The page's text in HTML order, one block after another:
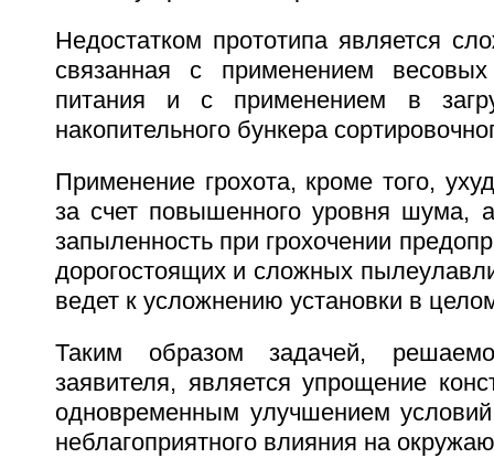
Недостатком прототипа является
связанная с применением
питания и с применением в
накопительного бункера
Применение грохота, кроме того,
за счет повышенного уровня шума,
запыленность при грохочении
дорогостоящих и сложных
ведет к усложнению установки в
Таким образом задачей,
заявителя, является упрощение
одновременным улучшением
неблагоприятного влияния на